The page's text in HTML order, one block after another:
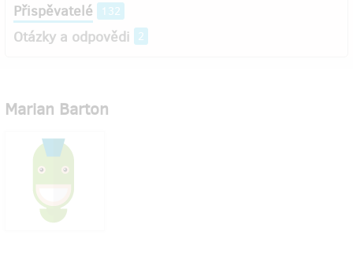
Přispěvatelé 132
Otázky a odpovědi 2
Marian Barton